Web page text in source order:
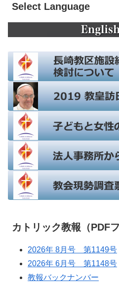
Select Language
カトリック教報（PDF
2026年 8月号 第1149号
2026年 6月号 第1148号
教報バックナンバー